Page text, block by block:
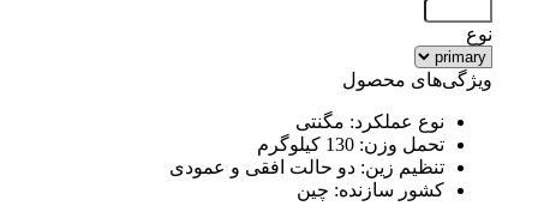
ویژگی‌های محصول
نوع عملکرد: مگنتی
تحمل وزن: 130 کیلوگرم
تنظیم زین: دو حالت افقی و عمودی
کشور سازنده: چین